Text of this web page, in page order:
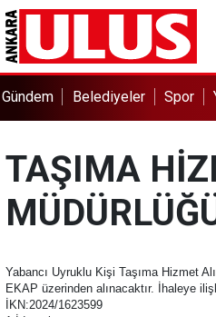
Gündem Belediyeler Spor
TAŞIMA
Yabancı Uyruklu Kişi Taşıma Hizmet
EKAP üzerinden alınacaktır. İhaleye
İKN:2024/1623599